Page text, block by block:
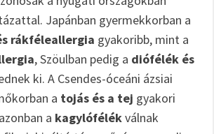
Japánban gyermekkorban a
rákféleallergia gyakoribb, mint a
, Szöulban pedig a diófélék és
ki. A Csendes-óceáni ázsiai
a tojás és a tej gyakori
a kagylófélékválnak